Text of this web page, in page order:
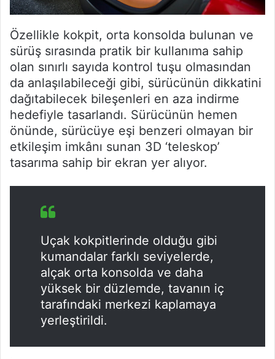
Özellikle kokpit, orta konsolda bulunan ve
sürüş sırasında pratik bir kullanıma sahip
olan sınırlı sayıda kontrol tuşu olmasından
da anlaşılabileceği gibi, sürücünün dikkatini
dağıtabilecek bileşenleri en aza indirme
hedefiyle tasarlandı. Sürücünün hemen
önünde, sürücüye eşi benzeri olmayan bir
etkileşim imkânı sunan 3D ‘teleskop’
tasarıma sahip bir ekran yer alıyor.
Uçak kokpitlerinde olduğu gibi
kumandalar farklı seviyelerde,
alçak orta konsolda ve daha
yüksek bir düzlemde, tavanın iç
tarafındaki merkezi kaplamaya
yerleştirildi.